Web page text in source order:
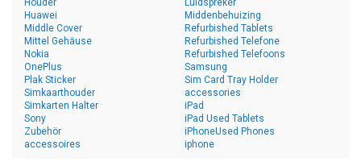
Houder
Huawei
Luidspreker
Middenbehuizing
Middle Cover
Mittel Gehäuse
Nokia
OnePlus
Plak Sticker
Refurbished Tablets
Refurbished Telefone
Refurbished Telefoons
Samsung
Sim Card Tray Holder
Simkaarthouder
Simkarten Halter
Sony
Zubehör
accessoires
accessories
iPad
iPad Used Tablets
iPhoneUsed Phones
iphone